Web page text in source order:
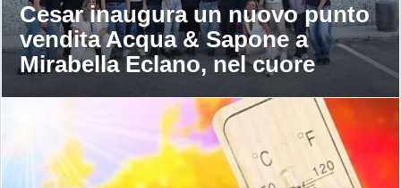
Cesar inaugura un nuovo punto
vendita Acqua & Sapone a
Mirabella Eclano, nel cuore